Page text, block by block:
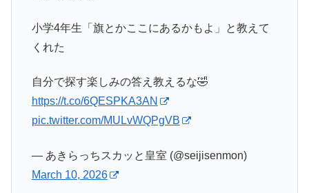
小学4年生「旗とかここにあるかもよ」と教えて
くれた
自分で探す楽しみの答え教えるな🤣
https://t.co/6QESPKA3AN
pic.twitter.com/MULvWQPgVB
— あきらっちスカッと皇室 (@seijisenmon)
March 10, 2026